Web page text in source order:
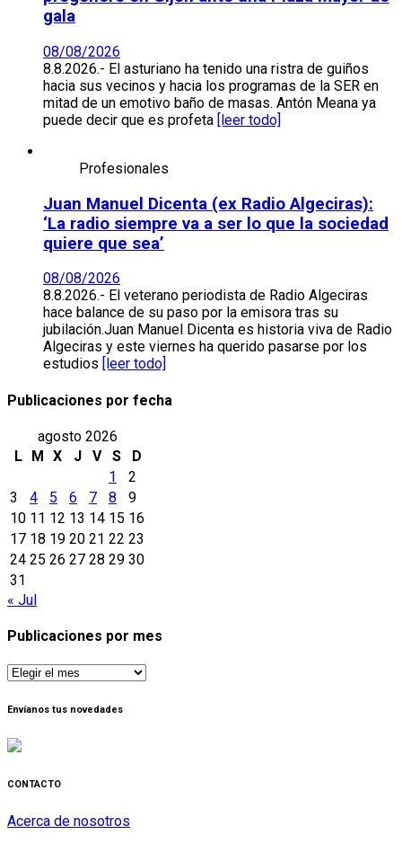
gala
08/08/2026
8.8.2026.- El asturiano ha tenido una ristra de guiños
hacia sus vecinos y hacia los programas de la SER en
mitad de un emotivo baño de masas. Antón Meana ya
puede decir que es profeta [leer todo]
Profesionales
Juan Manuel Dicenta (ex Radio Algeciras):
‘La radio siempre va a ser lo que la sociedad
quiere que sea’
08/08/2026
8.8.2026.- El veterano periodista de Radio Algeciras
hace balance de su paso por la emisora tras su
jubilación.Juan Manuel Dicenta es historia viva de Radio
Algeciras y este viernes ha querido pasarse por los
estudios
[leer todo]
Publicaciones por fecha
agosto 2026
L
M X J V S
D
1
2
3
4 5 6 7 8
9
10 11 12 13 14 15 16
17 18 19 20 21 22 23
24 25 26 27 28 29 30
31
« Jul
Publicaciones por mes
Publicaciones
mes
Envíanos tus novedades
CONTACTO
Acerca de nosotros